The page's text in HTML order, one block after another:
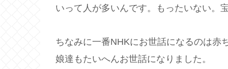
いって人が多いんです。もったいない。
ちなみに一番NHKにお世話になるのは赤
娘達もたいへんお世話になりました。